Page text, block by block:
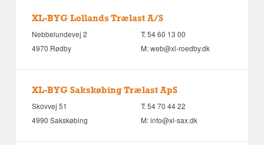
XL-BYG Lollands Trælast A/S
Nebbelundevej 2
4970 Rødby
T:54 60 13 00
M:web@xl-roedby.dk
XL-BYG Sakskøbing Trælast ApS
Skovvej 51
4990 Sakskøbing
T:54 70 44 22
M:info@xl-sax.dk